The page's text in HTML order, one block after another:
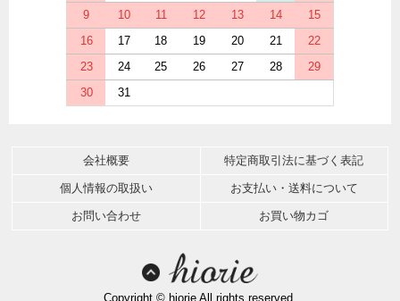
9
10 11 12 13 14
15
16
17 18 19 20 21
22
23
24 25 26 27 28
29
30
31
会社概要 特定商取引法に基づく表記
個人情報の取扱い お支払い・送料について
お問い合わせ お買い物カゴ
Copyright © hiorie All rights reserved.